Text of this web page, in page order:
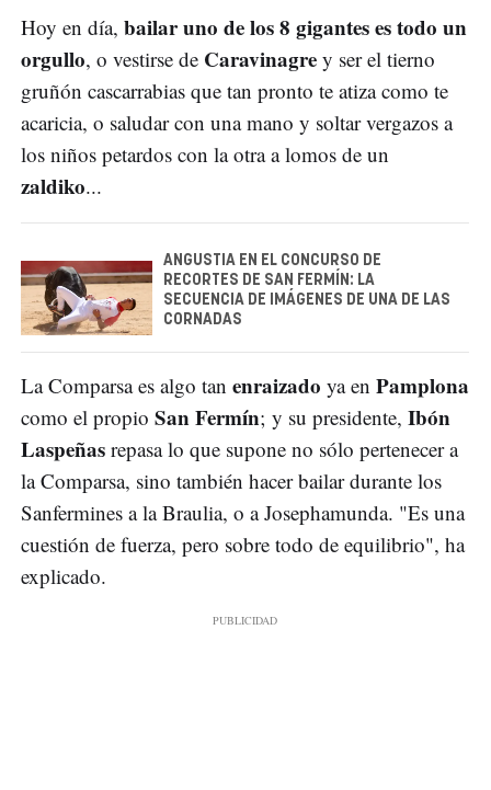
Hoy en día, bailar uno de los 8 gigantes es todo un
orgullo, o vestirse de Caravinagre y ser el tierno
gruñón cascarrabias que tan pronto te atiza como te
acaricia, o saludar con una mano y soltar vergazos a
los niños petardos con la otra a lomos de un
zaldiko...
ANGUSTIA EN EL CONCURSO DE
RECORTES DE SAN FERMÍN: LA
SECUENCIA DE IMÁGENES DE UNA DE LAS
CORNADAS
La Comparsa es algo tan enraizado ya en Pamplona
como el propio San Fermín; y su presidente, Ibón
Laspeñas repasa lo que supone no sólo pertenecer a
la Comparsa, sino también hacer bailar durante los
Sanfermines a la Braulia, o a Josephamunda. "Es una
cuestión de fuerza, pero sobre todo de equilibrio", ha
explicado.